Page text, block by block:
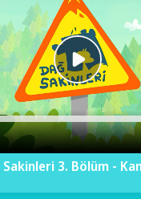
Sakinleri 3. Bölüm -